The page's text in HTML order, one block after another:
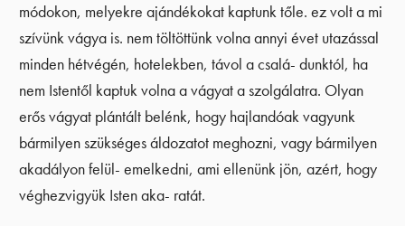
módokon, melyekre ajándékokat kaptunk tőle. ez volt a mi
szívünk vágya is. nem töltöttünk volna annyi évet utazással
minden hétvégén, hotelekben, távol a csalá- dunktól, ha
nem Istentől kaptuk volna a vágyat a szolgálatra. Olyan
erős vágyat plántált belénk, hogy hajlandóak vagyunk
bármilyen szükséges áldozatot meghozni, vagy bármilyen
akadályon felül- emelkedni, ami ellenünk jön, azért, hogy
véghezvigyük Isten aka- ratát.